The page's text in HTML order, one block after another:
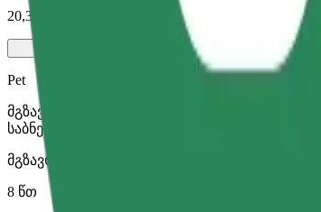
20,30 PLN
Pet
მგზავრობა შენთან და შენს შინაურ
საბნელით ან პადით.
მგზავრობის სავარაუდო დრო
8 წთ